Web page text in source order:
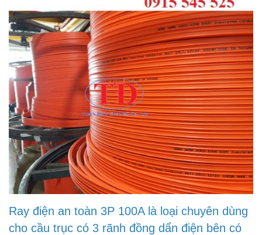
Ray điện an toàn 3P 100A là loại chuyên dùng
cho cầu trục có 3 rãnh đồng dẩn điện bên có